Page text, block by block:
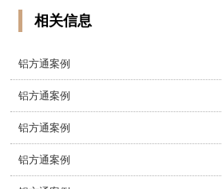
相关信息
铝方通案例
铝方通案例
铝方通案例
铝方通案例